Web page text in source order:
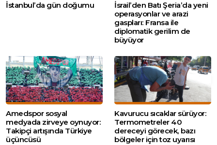
İstanbul’da gün doğumu
İsrail’den Batı Şeria’da yeni
operasyonlar ve arazi
gaspları: Fransa ile
diplomatik gerilim de
büyüyor
Amedspor sosyal
medyada zirveye oynuyor:
Takipçi artışında Türkiye
üçüncüsü
Kavurucu sıcaklar sürüyor:
Termometreler 40
dereceyi görecek, bazı
bölgeler için toz uyarısı